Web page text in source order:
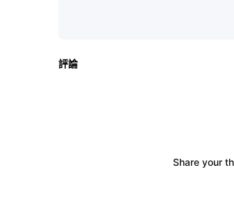
評論
Share your